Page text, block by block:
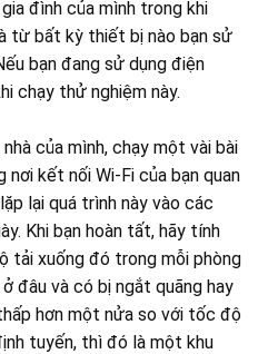
đình của mình trong khi
từ bất kỳ thiết bị nào bạn sử
bạn đang sử dụng điện
chạy thử nghiệm này.
của mình, chạy một vài bài
kết nối Wi-Fi của bạn quan
lại quá trình này vào các
Khi bạn hoàn tất, hãy tính
tải xuống đó trong mỗi phòng
đâu và có bị ngắt quãng hay
hơn một nửa so với tốc độ
tuyến, thì đó là một khu